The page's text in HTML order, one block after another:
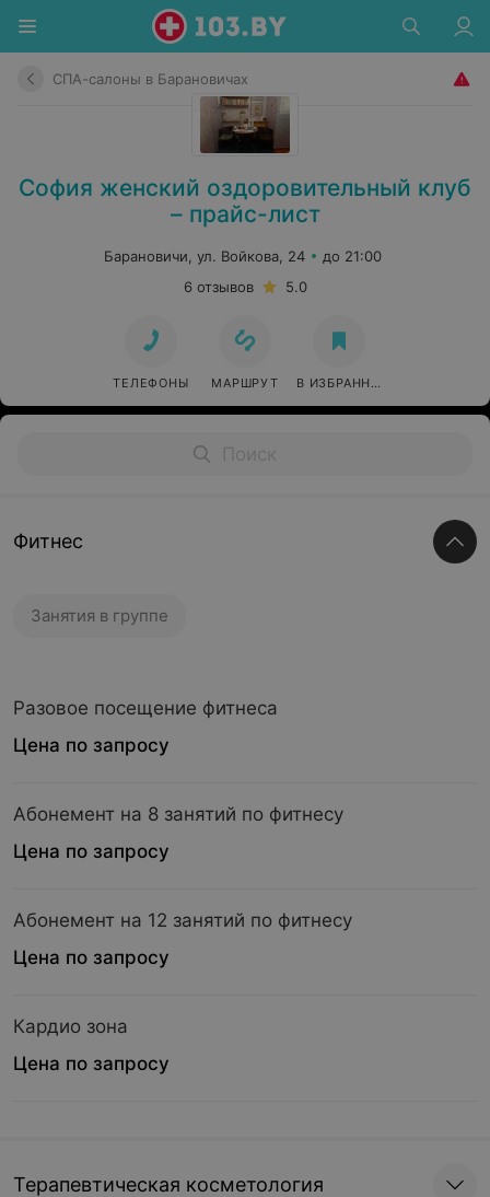
СПА-салоны в Барановичах
София женский оздоровительный клуб
– прайс-лист
Барановичи, ул. Войкова, 24
до 21:00
6 отзывов
5.0
ТЕЛЕФОНЫ МАРШРУТ В ИЗБРАННОЕ
Фитнес
Занятия в группе
Разовое посещение фитнеса
Цена по запросу
Абонемент на 8 занятий по фитнесу
Цена по запросу
Абонемент на 12 занятий по фитнесу
Цена по запросу
Кардио зона
Цена по запросу
Терапевтическая косметология